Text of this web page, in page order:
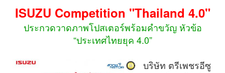
ISUZU Competition "Thailand 4.0"
ประกวดวาดภาพโปสเตอร์พร้อมคำขวัญ หัวข้อ
“ประเทศไทยยุค 4.0”
บริษัท ตรีเพชรอีซู